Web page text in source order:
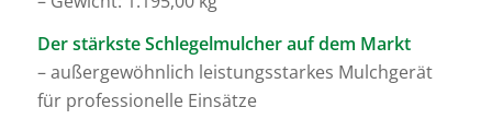
Der stärkste Schlegelmulcher auf dem Markt
– außergewöhnlich leistungsstarkes Mulchgerät
für professionelle Einsätze